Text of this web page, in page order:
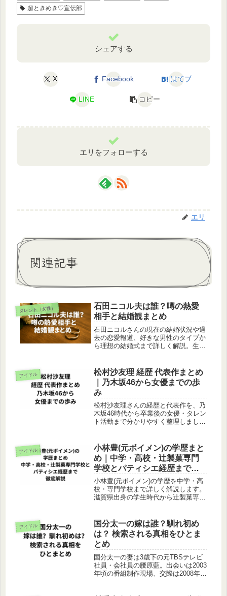
超ときめき♡宣伝部
シェアする
X Facebook はてブ
LINE コピー
エリをフォローする
エリ
関連記事
タレント（女性）
石田ニコル夫は誰？噂の熱愛
相手と結婚観まとめ
石田ニコルさんの現在の結婚状況や過
去の恋愛報道、好きな男性のタイプか
ら理想の結婚式まで詳しく解説。生い
アイドル
松村沙友理 経歴 代表作まとめ
｜乃木坂46から女優までの歩
み
松村沙友理さんの経歴と代表作を、乃
木坂46時代から卒業後の女優・タレン
ト活動まで分かりやすく整理しまし
向けてまとめています。
アイドル
小林豊(元ボイメン)の学歴まと
め｜中学・高校・辻製菓専門
学校とパティシエ経歴まで徹
底解説
小林豊(元ボイメン)の学歴を中学・高
校・専門学校まで詳しく解説します。
滋賀県出身の学生時代から辻製菓専門
りやすくまとめました。
アイドル
国分太一の嫁は誰？馴れ初め
は？ 検索される真相をひとま
とめ
国分太一の妻は3歳下の元TBSテレビ
社員・会社員の腰原藍。出会いは2003
年頃の番組制作現場、交際は2008年5